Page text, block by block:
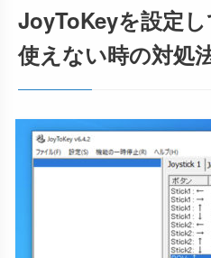
JoyToKeyを設定
使えない時の対処